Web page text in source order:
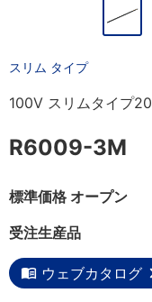
スリム タイプ
100V スリムタイプ
R6009-3M
標準価格 オープン
受注生産品
ウェブカタログ